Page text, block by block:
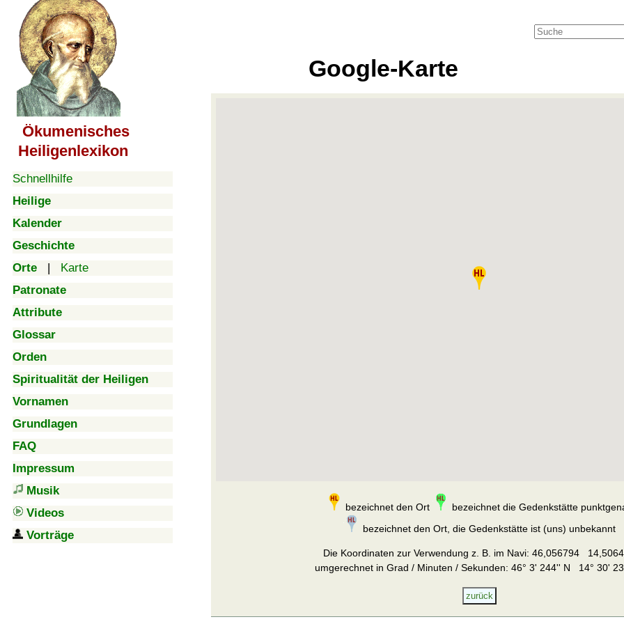
Ökumenisches
Heiligenlexikon
Schnellhilfe
Heilige
Kalender
Geschichte
Orte | Karte
Patronate
Attribute
Glossar
Orden
Spiritualität der Heiligen
Vornamen
Grundlagen
FAQ
Impressum
Musik
Videos
Vorträge
Google-Karte
bezeichnet den Ort
bezeichnet die Gedenkstätte
bezeichnet den Ort, die Gedenkstätte ist (uns) unbekannt
Die Koordinaten zur Verwendung z. B. im Navi: 46,056794
umgerechnet in Grad / Minuten / Sekunden: 46° 3' 244'' N 14° 30'